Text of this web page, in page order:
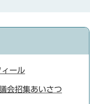
ール
会招集あいさつ